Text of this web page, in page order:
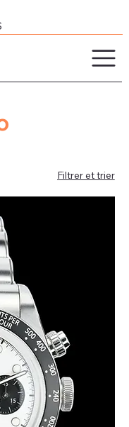
Filtrer et trier